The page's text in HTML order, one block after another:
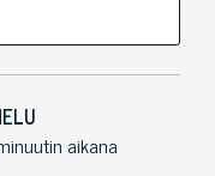
aikana